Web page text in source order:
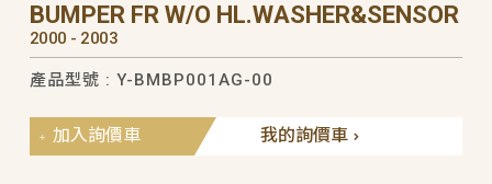
BUMPER FR W/O HL.WASHER&SENSOR
2000 - 2003
產品型號 : Y-BMBP001AG-00
我的詢價車
加入詢價車